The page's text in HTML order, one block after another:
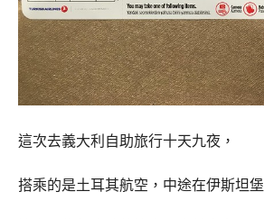
這次去義大利自助旅行十天九夜，
搭乘的是土耳其航空，中途在伊斯坦堡